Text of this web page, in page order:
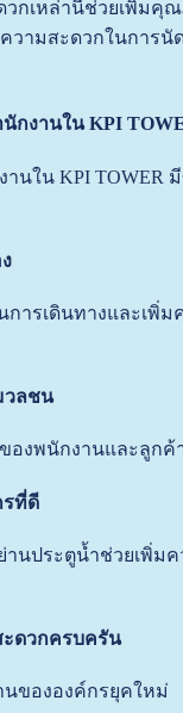
วกเหล่านี้ช่วยเพิ่มคุ
วามสะดวกในการนั
กงานใน KPI
านใน KPI TOWER
การเดินทางและเพิ่
วลชน
องพนักงานและลูกค้
ที่ดี
านประตูน้ำช่วยเพิ่ม
ะดวกครบครัน
นขององค์กรยุคใหม่